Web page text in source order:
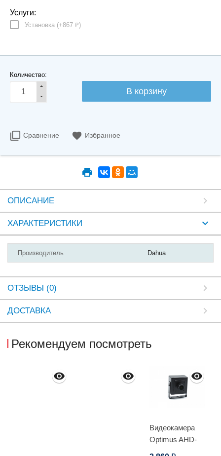
Услуги:
Установка (+867 ₽)
Количество:
Сравнение Избранное
ОПИСАНИЕ
ХАРАКТЕРИСТИКИ
Производитель Dahua
ОТЗЫВЫ (0)
ДОСТАВКА
Рекомендуем посмотреть
Видеокамера
Optimus AHD-